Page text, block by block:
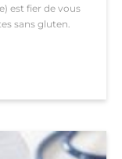
est fier de vous
sans gluten.